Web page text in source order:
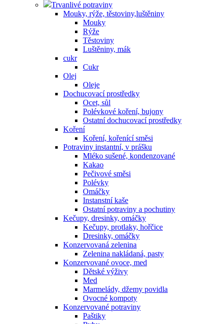
Trvanlivé potraviny
Mouky, rýže, těstoviny,luštěniny
Mouky
Rýže
Těstoviny
Luštěniny, mák
cukr
Cukr
Olej
Oleje
Dochucovací prostředky
Ocet, sůl
Polévkové koření, bujony
Ostatní dochucovací prostředky
Koření
Koření, kořenící směsi
Potraviny instantní, v prášku
Mléko sušené, kondenzované
Kakao
Pečivové směsi
Polévky
Omáčky
Instanstní kaše
Ostatní potraviny a pochutiny
Kečupy, dresinky, omáčky
Kečupy, protlaky, hořčice
Dresinky, omáčky
Konzervovaná zelenina
Zelenina nakládaná, pasty
Konzervované ovoce, med
Dětské výživy
Med
Marmelády, džemy povidla
Ovocné kompoty
Konzervované potraviny
Paštiky